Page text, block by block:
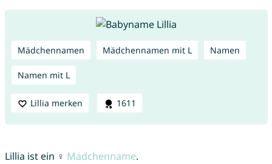
Mädchennamen Mädchennamen mit L Namen
Namen mit L
Lillia merken 1611
Lillia ist ein ♀ Mädchenname.